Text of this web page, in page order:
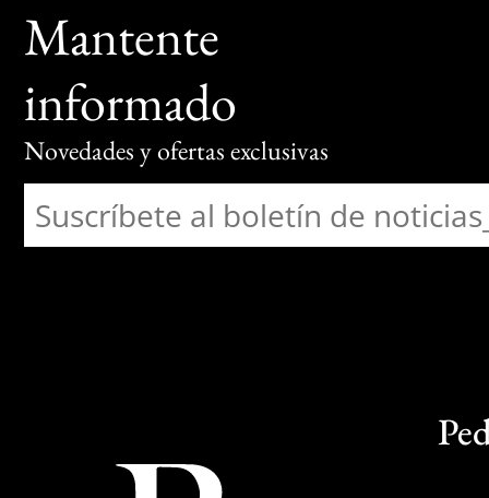
Mantente
informado
Novedades y ofertas exclusivas